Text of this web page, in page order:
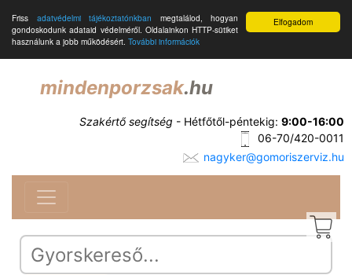
Elfogadom
Friss adatvédelmi tájékoztatónkban megtalálod, hogyan
gondoskodunk adataid védelméről. Oldalainkon HTTP-sütiket
használunk a jobb működésért. További információk
mindenporzsak.hu
Szakértő segítség - Hétfőtől-péntekig: 9:00-16:00
06-70/420-0011
nagyker@gomoriszerviz.hu